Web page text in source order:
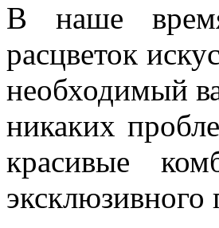
В наше
расцветок
необходимый
никаких
красивые
эксклюзивного